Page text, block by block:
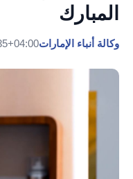
المبارك
وكالة أنباء الإمارات